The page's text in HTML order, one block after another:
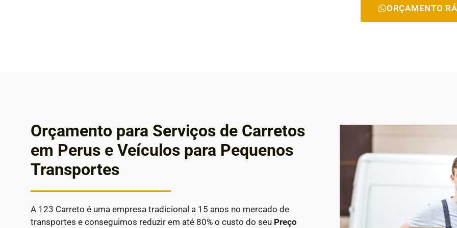
ORÇAMENTO
Orçamento para Serviços de Carretos
em Perus e Veículos para Pequenos
Transportes
A 123 Carreto é uma empresa tradicional a 15 anos no mercado de
transportes e conseguimos reduzir em até 80% o custo do seu Preço